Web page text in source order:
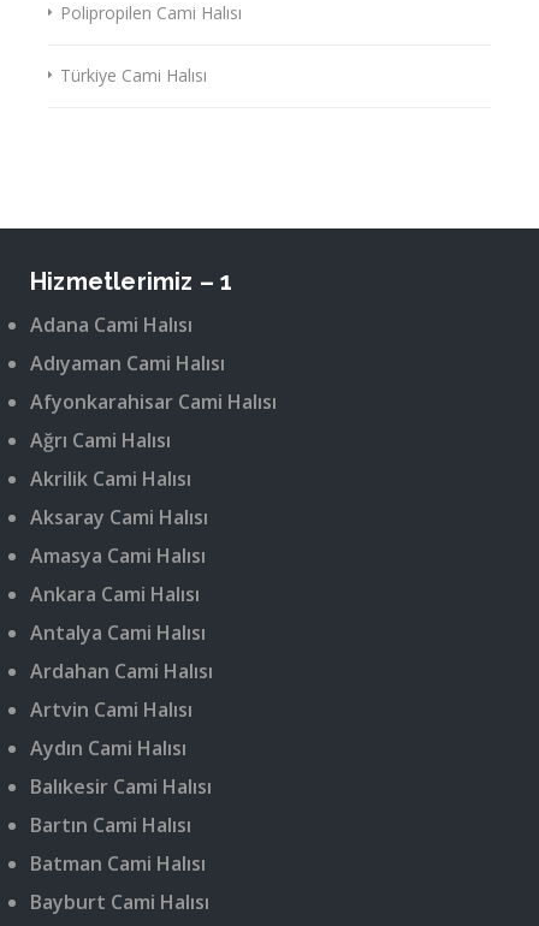
Polipropilen Cami Halısı
Türkiye Cami Halısı
Hizmetlerimiz – 1
Adana Cami Halısı
Adıyaman Cami Halısı
Afyonkarahisar Cami Halısı
Ağrı Cami Halısı
Akrilik Cami Halısı
Aksaray Cami Halısı
Amasya Cami Halısı
Ankara Cami Halısı
Antalya Cami Halısı
Ardahan Cami Halısı
Artvin Cami Halısı
Aydın Cami Halısı
Balıkesir Cami Halısı
Bartın Cami Halısı
Batman Cami Halısı
Bayburt Cami Halısı